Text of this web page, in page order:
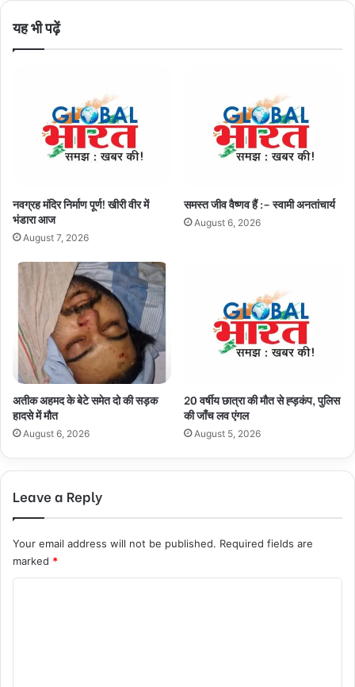
यह भी पढ़ें
नवग्रह मंदिर निर्माण पूर्ण! खीरी वीर में
भंडारा आज
August 7, 2026
समस्त जीव वैष्णव हैं :– स्वामी अनतांचार्य
August 6, 2026
अतीक अहमद के बेटे समेत दो की सड़क
हादसे में मौत
August 6, 2026
20 वर्षीय छात्रा की मौत से ह्ड़कंप, पुलिस
की जाँच लव एंगल
August 5, 2026
Leave a Reply
Your email address will not be published. Required fields are
marked *